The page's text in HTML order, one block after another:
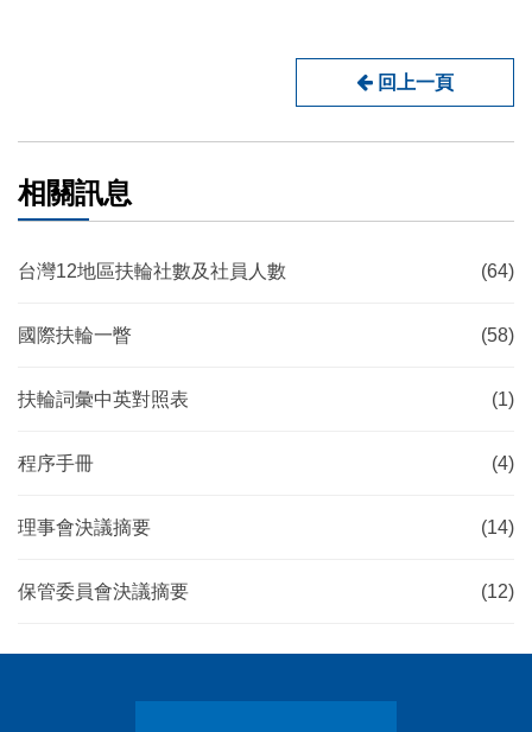
回上一頁
相關訊息
台灣12地區扶輪社數及社員人數 (64)
國際扶輪一瞥 (58)
扶輪詞彙中英對照表 (1)
程序手冊 (4)
理事會決議摘要 (14)
保管委員會決議摘要 (12)